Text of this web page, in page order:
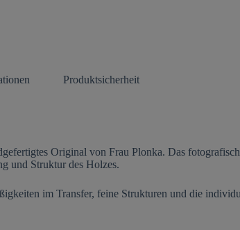
Produktsicherheit
Original von Frau Plonka. Das
und Struktur des Holzes.
im Transfer, feine Strukturen und die